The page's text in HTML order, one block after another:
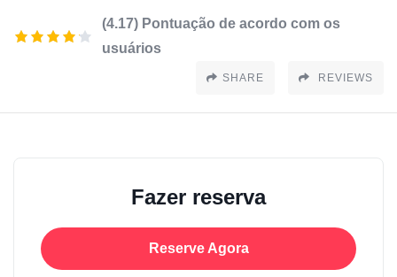
(4.17) Pontuação de acordo com os
usuários
SHARE REVIEWS
Fazer reserva
Reserve Agora